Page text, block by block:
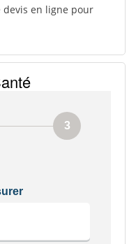
devis en ligne pour